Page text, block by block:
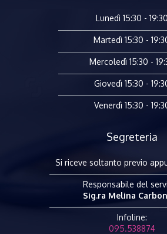
Lunedì 15:30 - 19:30
Martedì 15:30 -
Mercoledì 15:30 -
Giovedì 15:30 -
Venerdì 15:30 -
Segreteria
Si riceve soltanto previo
Responsabile del
Sig.ra Melina
Infoline:
095.538874